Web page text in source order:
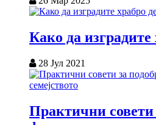
Како да изградите
28 Јул 2021
Практични совети